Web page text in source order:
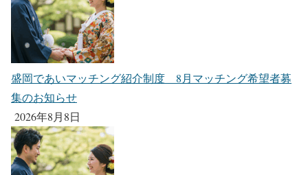
盛岡であいマッチング紹介制度 8月マッチング希望者募
集のお知らせ
2026年8月8日